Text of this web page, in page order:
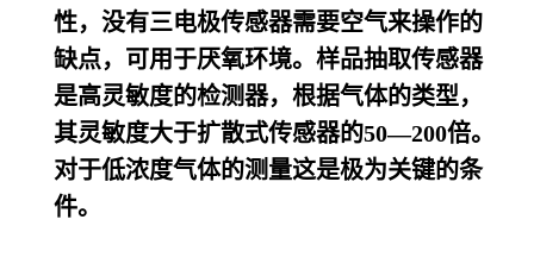
性，没有三电极传感器需要空气来操作的
缺点，可用于厌氧环境。样品抽取传感器
是高灵敏度的检测器，根据气体的类型，
其灵敏度大于扩散式传感器的50—200倍。
对于低浓度气体的测量这是极为关键的条
件。